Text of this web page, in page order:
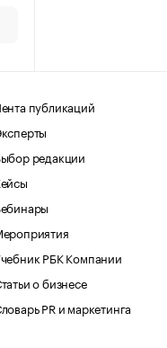
публикаций
редакции
РБК Компании
о бизнесе
PR и маркетинга